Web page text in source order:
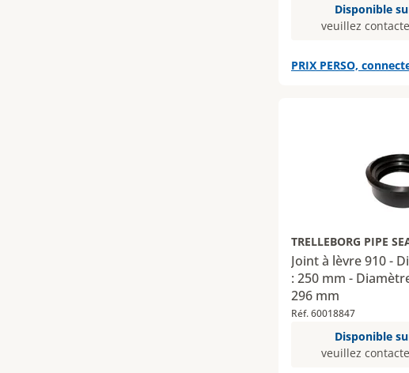
Disponible
veuillez
PRIX PERSO,
TRELLEBORG PIPE
Joint à lèvre 910 -
: 250 mm -
296 mm
Réf. 60018847
Disponible
veuillez